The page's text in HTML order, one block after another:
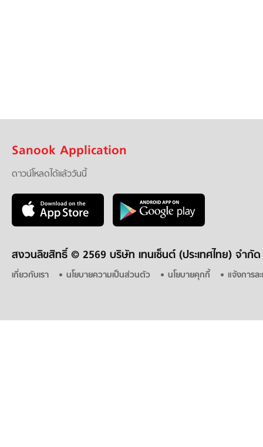
Sanook Application
ดาวน์โหลดได้แล้ววันนี้
สงวนลิขสิทธิ์ © 2569 บริษัท เทนเซ็นต์ (ประเทศไทย) จำกัด
เกี่ยวกับเรา นโยบายความเป็นส่วนตัว นโยบายคุกกี้ แจ้งการล